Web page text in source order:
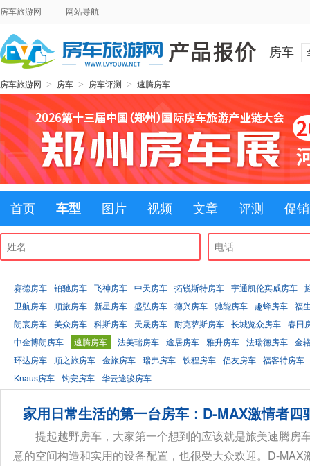
房车旅游网 网站导航
房车
房车旅游网 > 房车 > 房车评测 > 速腾房车
首页 车型 图片 视频 文章 评测 促销
赛德房车 铂驰房车 飞神房车 中天房车 拓锐斯特房车 宇通凯伦宾威房车
卫航房车
顺旅房车 新星房车 盛弘房车 德兴房车 驰能房车 趣蜂房车 福
朗宸房车 美众房车 科斯房车 天晟房车 耐克萨斯房车 长城览众房车 春田
中金博朗房车
速腾房车 法美瑞房车 途居房车 雅升房车 法瑞德房车 金
环达房车
顺之旅房车 金旅房车 瑞弗房车 铁程房车 侣友房车 福客特房车
Knaus房车 钧安房车 华云途骏房车
家用日常生活的第一台房车：D-MAX激情者四
提起越野房车，大家第一个想到的应该就是旅美速腾
意的空间构造和实用的设备配置，也很受大众欢迎。D-